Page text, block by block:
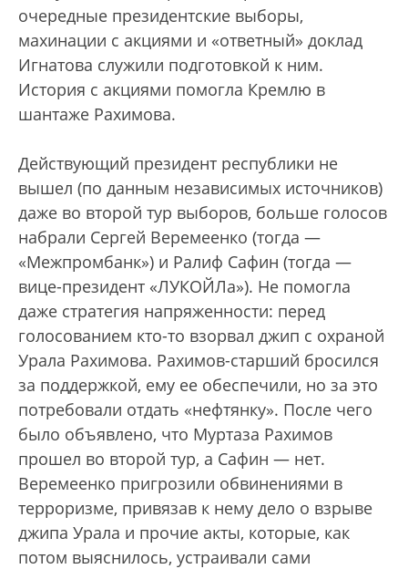
очередные президентские выборы,
махинации с акциями и «ответный» доклад
Игнатова служили подготовкой к ним.
История с акциями помогла Кремлю в
шантаже Рахимова.
Действующий президент республики не
вышел (по данным независимых источников)
даже во второй тур выборов, больше голосов
набрали Сергей Веремеенко (тогда —
«Межпромбанк») и Ралиф Сафин (тогда —
вице-президент «ЛУКОЙЛа»). Не помогла
даже стратегия напряженности: перед
голосованием кто-то взорвал джип с охраной
Урала Рахимова. Рахимов-старший бросился
за поддержкой, ему ее обеспечили, но за это
потребовали отдать «нефтянку». После чего
было объявлено, что Муртаза Рахимов
прошел во второй тур, а Сафин — нет.
Веремеенко пригрозили обвинениями в
терроризме, привязав к нему дело о взрыве
джипа Урала и прочие акты, которые, как
потом выяснилось, устраивали сами